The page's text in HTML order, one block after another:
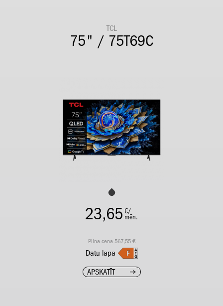
TCL
75" / 75T69C
23,65 €/
mēn.
Pilna cena 567,55 €
Datu lapa
APSKATĪT